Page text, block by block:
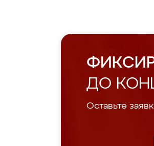
ДО
Оставьте